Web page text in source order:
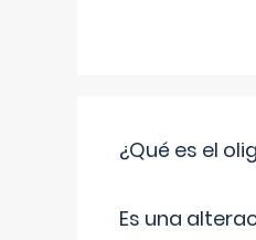
¿Qué es el
Es una